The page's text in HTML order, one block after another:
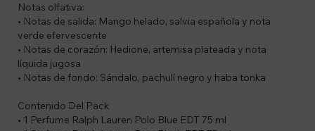
Notas olfativa:
• Notas de salida: Mango helado, salvia española y nota
verde efervescente
• Notas de corazón: Hedione, artemisa plateada y nota
líquida jugosa
• Notas de fondo: Sándalo, pachulí negro y haba tonka
Contenido Del Pack
• 1 Perfume Ralph Lauren Polo Blue EDT 75 ml